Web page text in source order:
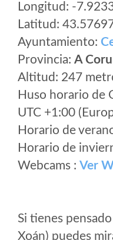
Longitud: -
Latitud:
Ayuntamiento:
Provincia: A
Altitud: 247
Huso horario de
UTC +1:00
Horario de
Horario de
Webcams : Ver
Si tienes
Xoán) puedes